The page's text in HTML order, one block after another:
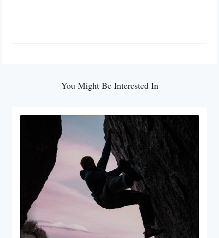
You Might Be Interested In